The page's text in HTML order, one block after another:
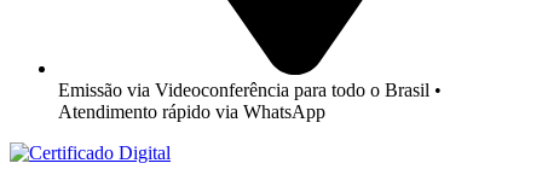
Emissão via Videoconferência para todo o Brasil •
Atendimento rápido via WhatsApp